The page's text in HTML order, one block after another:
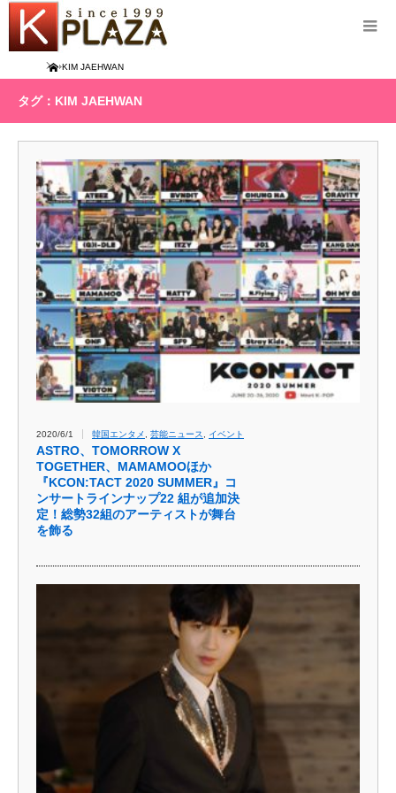
HomeKIM JAEHWAN
タグ：KIM JAEHWAN
2020/6/1 韓国エンタメ 芸能ニュース イベント
ASTRO、TOMORROW X
TOGETHER、MAMAMOOほか
『KCON:TACT 2020 SUMMER』コ
ンサートラインナップ22 組が追加決
定！総勢32組のアーティストが舞台
を飾る